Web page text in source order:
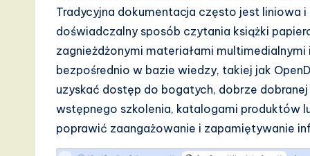
Tradycyjna dokumentacja często jest liniowa
doświadczalny sposób czytania książki
zagnieżdżonymi materiałami
bezpośrednio w bazie wiedzy, takiej jak
uzyskać dostęp do bogatych, dobrze
wstępnego szkolenia, katalogami produktów
poprawić zaangażowanie i zapamiętywanie